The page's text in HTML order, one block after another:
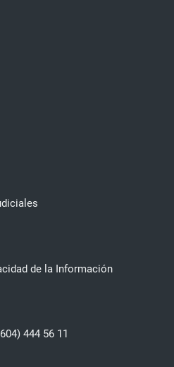
de la Información
444 56 11